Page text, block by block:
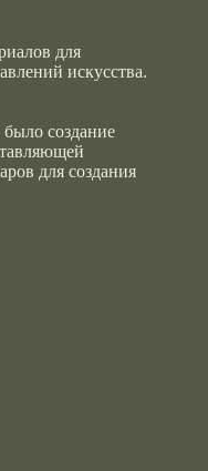
для
искусства.
создание
для создания